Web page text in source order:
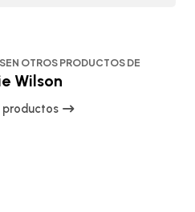
OTROS PRODUCTOS DE
Wilson
productos